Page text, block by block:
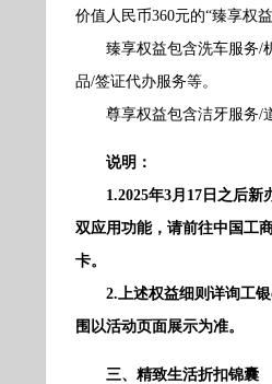
价值人民币360元的“臻享权
臻享权益包含洗车服务/机
品/签证代办服务等。
尊享权益包含洁牙服务/道
说明：
1.2025年3月17日之后新
双应用功能，请前往中国
卡。
2.上述权益细则详询工银
围以活动页面展示为准。
三、精致生活折扣锦囊